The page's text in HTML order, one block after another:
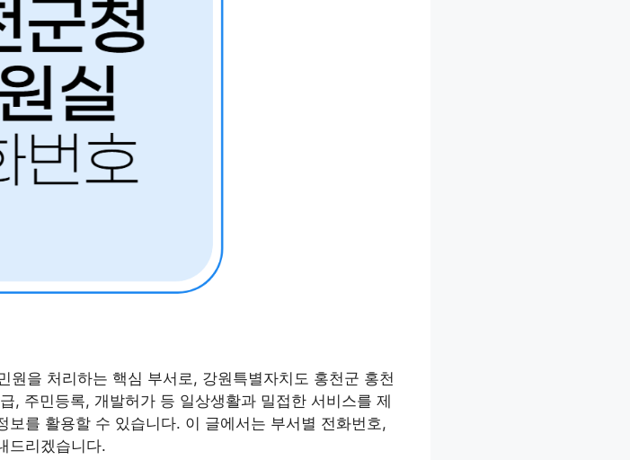
을 처리하는 핵심 부서로, 강원특별자치도 홍천군 홍천
, 주민등록, 개발허가 등 일상생활과 밀접한 서비스를 제
를 활용할 수 있습니다. 이 글에서는 부서별 전화번호,
드리겠습니다.